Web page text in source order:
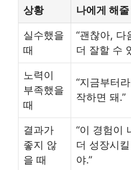
상황 나에게 해
실수했을
때
“괜찮아, 다
더 잘할 수
노력이
부족했을
때
“지금부터
작하면 돼.”
결과가
좋지 않
을 때
“이 경험이
더 성장시킬
야.”